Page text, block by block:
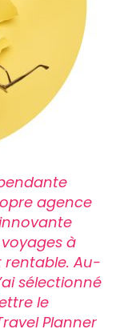
agence
à
rentable. Au-
sélectionné
le
Planner